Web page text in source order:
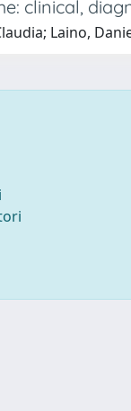
clinical,
Laino,